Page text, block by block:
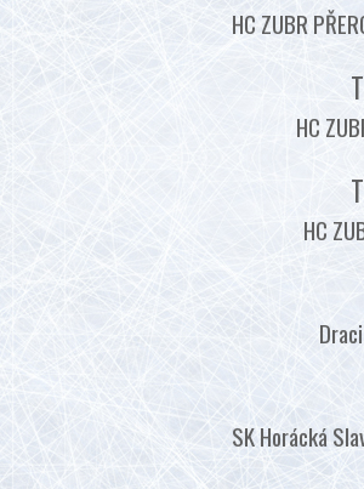
HC ZUBR
HC
HC
SK Horácká